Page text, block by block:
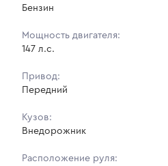
Бензин
Мощность двигателя:
147 л.с.
Привод:
Передний
Кузов:
Внедорожник
Расположение руля: